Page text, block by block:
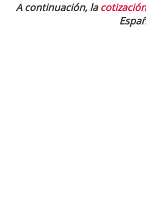
A continuación, la